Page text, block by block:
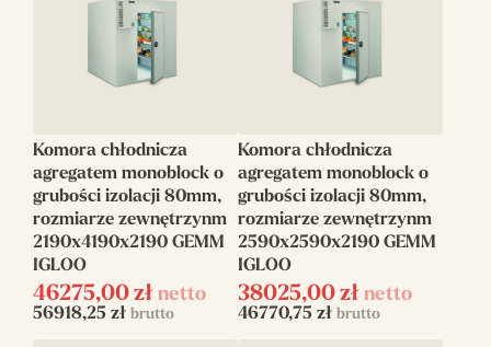
Komora chłodnicza
agregatem monoblock o
grubości izolacji 80mm,
rozmiarze zewnętrzynm
2190x4190x2190 GEMM
IGLOO
46275,00 zł netto
56918,25 zł brutto
Komora chłodnicza
agregatem monoblock o
grubości izolacji 80mm,
rozmiarze zewnętrzynm
2590x2590x2190 GEMM
IGLOO
38025,00 zł netto
46770,75 zł brutto